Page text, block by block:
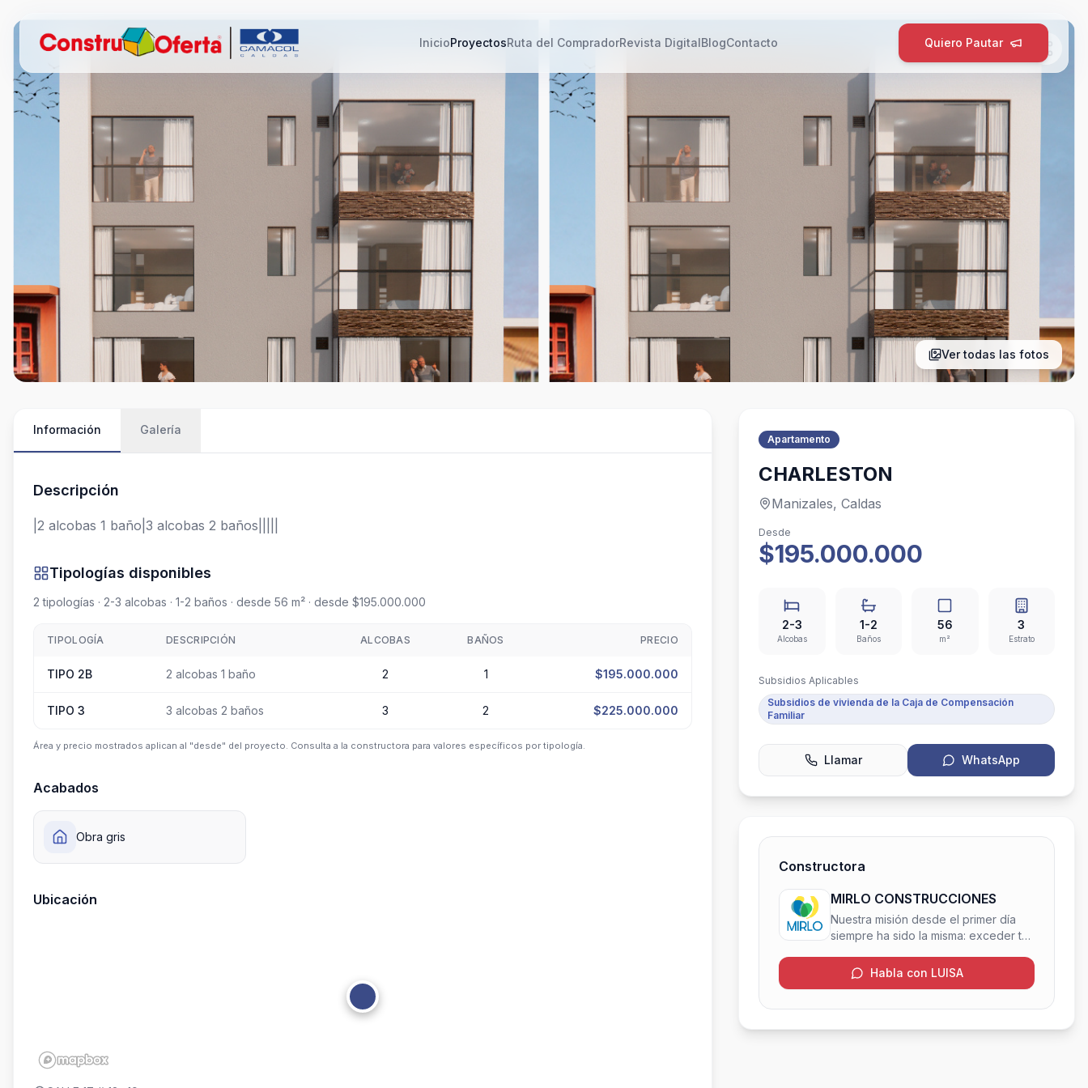
InicioProyectosRuta del CompradorRevista DigitalBlogContacto Quiero Pautar
Ver todas las fotos
Información Galería
Descripción
|2 alcobas 1 baño|3 alcobas 2 baños|||||
Tipologías disponibles
2 tipologías · 2-3 alcobas · 1-2 baños · desde 56 m² · desde $195.000.000
TIPOLOGÍA DESCRIPCIÓN ALCOBAS BAÑOS PRECIO
TIPO 2B 2 alcobas 1 baño 2 1 $195.000.000
TIPO 3 3 alcobas 2 baños 3 2 $225.000.000
Área y precio mostrados aplican al "desde" del proyecto. Consulta a la constructora para valores específicos por tipología.
Acabados
Obra gris
Ubicación
Apartamento
CHARLESTON
Manizales, Caldas
Desde
$195.000.000
2-3
Alcobas
1-2
Baños
56
m²
3
Estrato
Subsidios Aplicables
Subsidios de vivienda de la Caja de Compensación
Familiar
Llamar WhatsApp
Constructora
MIRLO CONSTRUCCIONES
Nuestra misión desde el primer día
siempre ha sido la misma: exceder tus
satisfacciónHabla con LUISA